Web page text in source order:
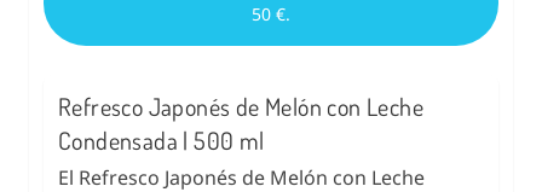
50 €.
Refresco Japonés de Melón con Leche
Condensada | 500 ml
El Refresco Japonés de Melón con Leche